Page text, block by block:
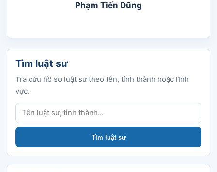
Phạm Tiến Dũng
Tìm luật sư
Tra cứu hồ sơ luật sư theo tên, tỉnh thành hoặc lĩnh
vực.
Tìm luật sư
Tìm luật sư